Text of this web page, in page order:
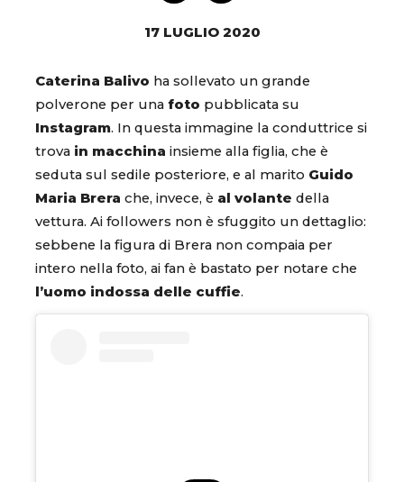
17 LUGLIO 2020
Caterina Balivo ha sollevato un grande
polverone per una foto pubblicata su
Instagram. In questa immagine la conduttrice si
trova in macchina insieme alla figlia, che è
seduta sul sedile posteriore, e al marito Guido
Maria Brera che, invece, è al volante della
vettura. Ai followers non è sfuggito un dettaglio:
sebbene la figura di Brera non compaia per
intero nella foto, ai fan è bastato per notare che
l’uomo indossa delle cuffie.